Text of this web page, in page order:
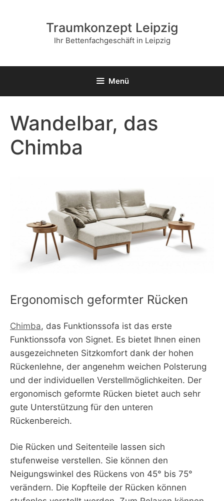
Traumkonzept Leipzig
Ihr Bettenfachgeschäft in Leipzig
Menü
Wandelbar, das
Chimba
Ergonomisch geformter Rücken
Chimba, das Funktionssofa ist das erste
Funktionssofa von Signet. Es bietet Ihnen einen
ausgezeichneten Sitzkomfort dank der hohen
Rückenlehne, der angenehm weichen Polsterung
und der individuellen Verstellmöglichkeiten. Der
ergonomisch geformte Rücken bietet auch sehr
gute Unterstützung für den unteren
Rückenbereich.
Die Rücken und Seitenteile lassen sich
stufenweise verstellen. Sie können den
Neigungswinkel des Rückens von 45° bis 75°
verändern. Die Kopfteile der Rücken können